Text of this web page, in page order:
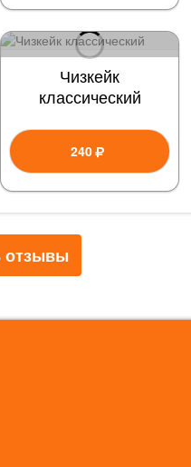
Чизкейк
классический
240
отзывы